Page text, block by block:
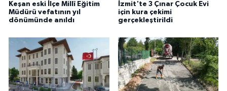
Keşan eski İlçe Millî Eğitim
Müdürü vefatının yıl
dönümünde anıldı
İzmit'te 3 Çınar Çocuk Evi
için kura çekimi
gerçekleştirildi